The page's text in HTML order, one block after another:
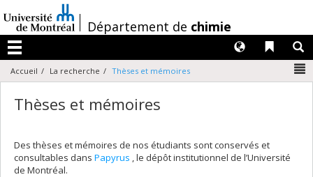
au
contenu
/Département de chimie
Menu
Liens
Langues
Accueil La recherche Thèses et mémoires
Thèses et mémoires
Des thèses et mémoires de nos étudiants sont conservés et
consultables dans Papyrus , le dépôt institutionnel de l’Université
de Montréal.